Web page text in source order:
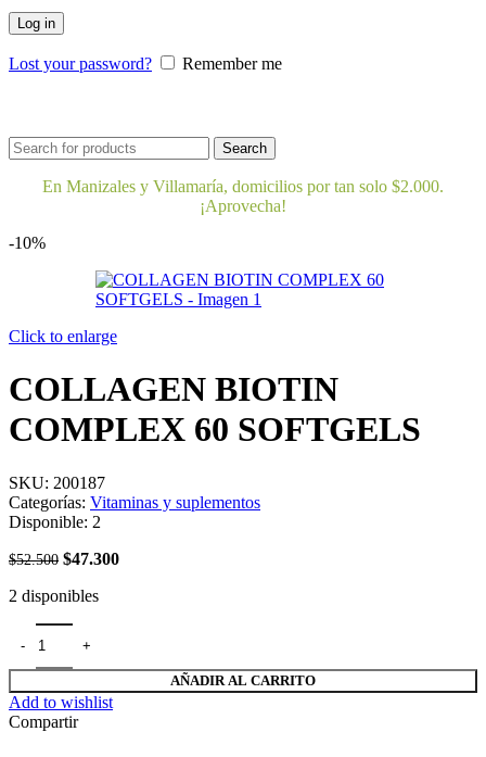
Log in
Lost your password? Remember me
Search
En Manizales y Villamaría, domicilios por tan solo $2.000.
¡Aprovecha!
-10%
Click to enlarge
COLLAGEN BIOTIN
COMPLEX 60 SOFTGELS
SKU: 200187
Categorías: Vitaminas y suplementos
Disponible: 2
$52.500 El
original
$47.300El
2 disponibles
COLLAGEN BIOTIN COMPLEX 60 SOFTGELS cantidad
AÑADIR AL CARRITO
Add to wishlist
Compartir